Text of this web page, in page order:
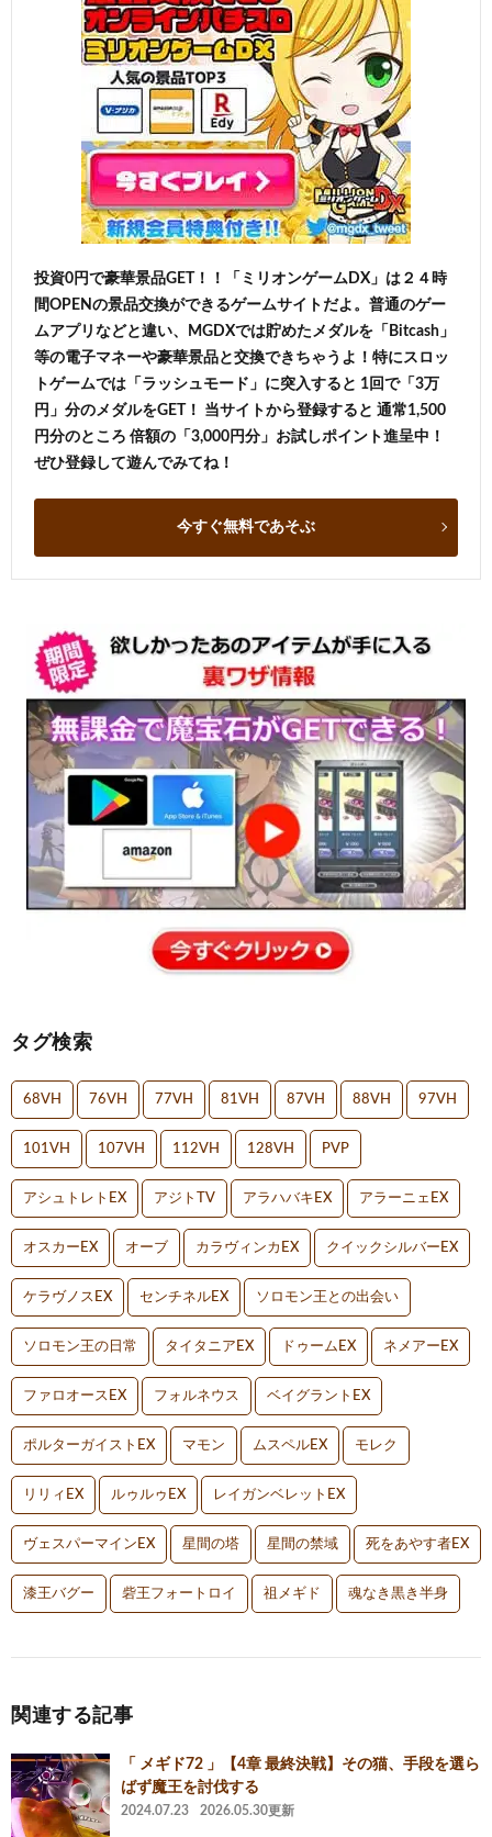
投資0円で豪華景品GET！！「ミリオンゲームDX」は２４時
間OPENの景品交換ができるゲームサイトだよ。普通のゲー
ムアプリなどと違い、MGDXでは貯めたメダルを「Bitcash」
等の電子マネーや豪華景品と交換できちゃうよ！特にスロッ
トゲームでは「ラッシュモード」に突入すると 1回で「3万
円」分のメダルをGET！ 当サイトから登録すると 通常1,500
円分のところ 倍額の「3,000円分」お試しポイント進呈中！
ぜひ登録して遊んでみてね！
今すぐ無料であそぶ
タグ検索
68VH 76VH 77VH 81VH 87VH 88VH 97VH
101VH 107VH 112VH 128VH PVP
アシュトレトEX アジトTV アラハバキEX アラーニェEX
オスカーEX オーブ カラヴィンカEX クイックシルバーEX
ケラヴノスEX センチネルEX ソロモン王との出会い
ソロモン王の日常 タイタニアEX ドゥームEX ネメアーEX
ファロオースEX フォルネウス ベイグラントEX
ポルターガイストEX マモン ムスペルEX モレク
リリィEX ルゥルゥEX レイガンベレットEX
ヴェスパーマインEX 星間の塔 星間の禁域 死をあやす者EX
漆王バグー 砦王フォートロイ 祖メギド 魂なき黒き半身
関連する記事
「 メギド72 」【4章 最終決戦】その猫、手段を選ら
ばず魔王を討伐する
2024.07.23 2026.05.30更新